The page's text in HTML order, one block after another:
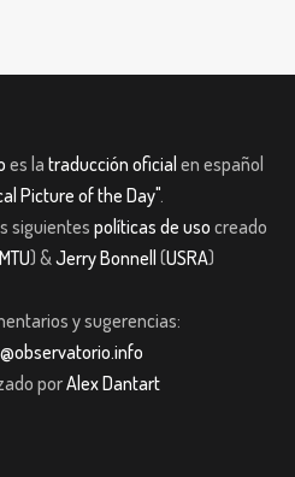
es la traducción oficial en español
Picture of the Day".
siguientes políticas de uso creado
) &Jerry Bonnell (USRA)
y sugerencias:
porAlex Dantart